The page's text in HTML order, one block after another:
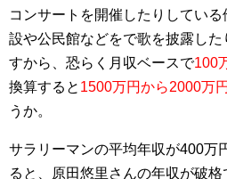
コンサートを開催したりしてい
設や公民館などをで歌を披露し
すから、恐らく月収ベースで100
換算すると 1500万円から2000万円
うか。
サラリーマンの平均年収が400万
ると、原田悠里さんの年収が破